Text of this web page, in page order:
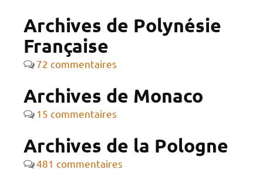
Archives de Polynésie
Française
72 commentaires
Archives de Monaco
15 commentaires
Archives de la Pologne
481 commentaires